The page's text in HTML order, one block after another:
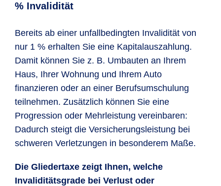
% Invalidität
Bereits ab einer unfallbedingten Invalidität von
nur 1 % erhalten Sie eine Kapitalauszahlung.
Damit können Sie z. B. Umbauten an Ihrem
Haus, Ihrer Wohnung und Ihrem Auto
finanzieren oder an einer Berufsumschulung
teilnehmen. Zusätzlich können Sie eine
Progression oder Mehrleistung vereinbaren:
Dadurch steigt die Versicherungsleistung bei
schweren Verletzungen in besonderem Maße.
Die Gliedertaxe zeigt Ihnen, welche
Invaliditätsgrade bei Verlust oder